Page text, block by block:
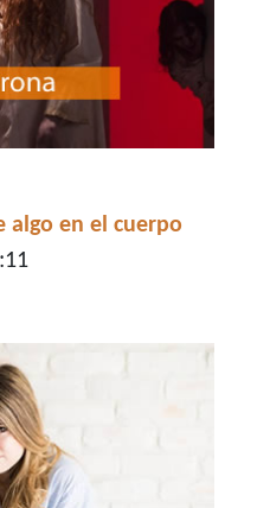
algo en el cuerpo